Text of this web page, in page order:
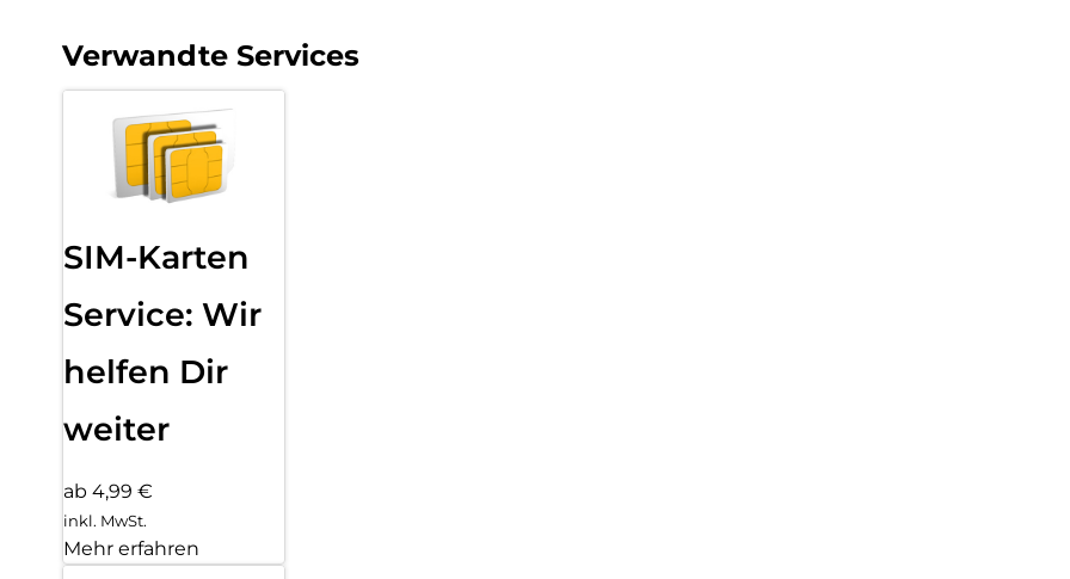
Verwandte Services
SIM-Karten
Service: Wir
helfen Dir
weiter
ab 4,99 €
inkl. MwSt.
Mehr erfahren